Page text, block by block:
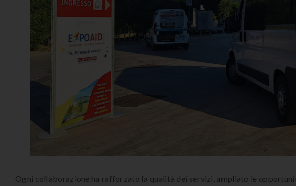
Ogni collaborazione ha rafforzato la qualità dei servizi, ampliato le